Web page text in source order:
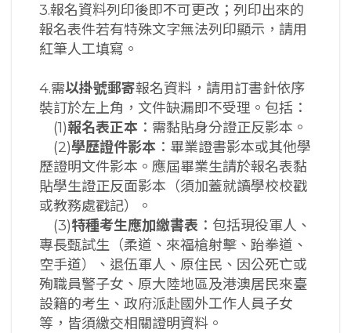
3.報名資料列印後即不可更改；列印出來的
報名表件若有特殊文字無法列印顯示，請用
紅筆人工填寫。
4.需以掛號郵寄報名資料，請用訂書針依序
裝訂於左上角，文件缺漏即不受理。包括：
(1)報名表正本 ：需黏貼身分證正反影本。
(2)學歷證件影本 ：畢業證書影本或其他學
歷證明文件影本。應屆畢業生請於報名表黏
貼學生證正反面影本（須加蓋就讀學校校戳
或教務處戳記）。
(3)特種考生應加繳書表 ：包括現役軍人、
專長甄試生（柔道、來福槍射擊、跆拳道、
空手道）、退伍軍人、原住民、因公死亡或
殉職員警子女、原大陸地區及港澳居民來臺
設籍的考生、政府派赴國外工作人員子女
等，皆須繳交相關證明資料。